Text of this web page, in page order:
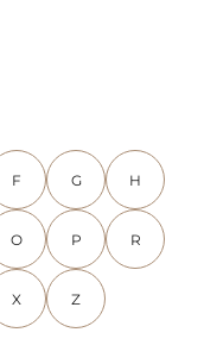
F G H
O P R
X Z